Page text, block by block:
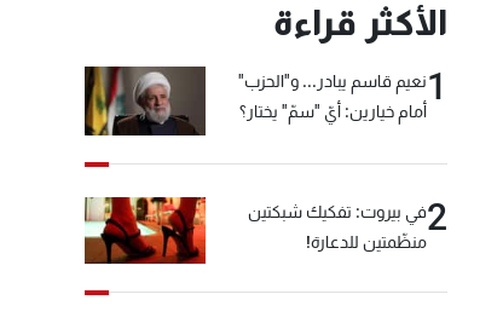
الأكثر قراءة
1نعيم قاسم يبادر... و"الحزب"
أمام خيارين: أيّ "سمّ" يختار؟
2في بيروت: تفكيك شبكتين
منظّمتين للدعارة!